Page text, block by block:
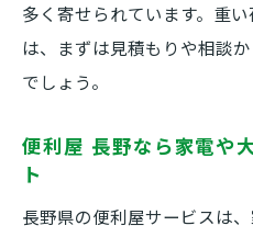
多く寄せられています。重
は、まずは見積もりや相談
でしょう。
便利屋 長野なら家電や
ト
長野県の便利屋サービスは